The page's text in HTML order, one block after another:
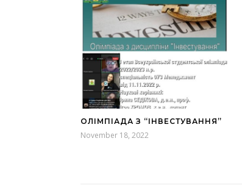
ОЛІМПІАДА З “ІНВЕСТУВАННЯ”
November 18, 2022